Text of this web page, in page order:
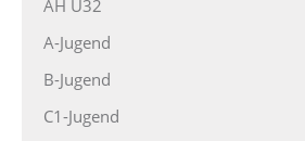
AH Ü32
A-Jugend
B-Jugend
C1-Jugend